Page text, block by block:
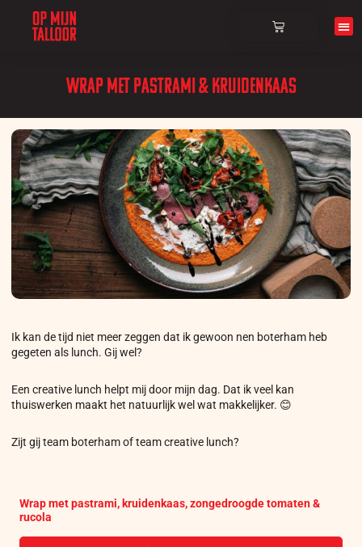
Wrap met pastrami & kruidenkaas
Ik kan de tijd niet meer zeggen dat ik gewoon nen boterham heb
gegeten als lunch. Gij wel?
Een creative lunch helpt mij door mijn dag. Dat ik veel kan
thuiswerken maakt het natuurlijk wel wat makkelijker. 😊
Zijt gij team boterham of team creative lunch?
Wrap met pastrami, kruidenkaas, zongedroogde tomaten &
rucola